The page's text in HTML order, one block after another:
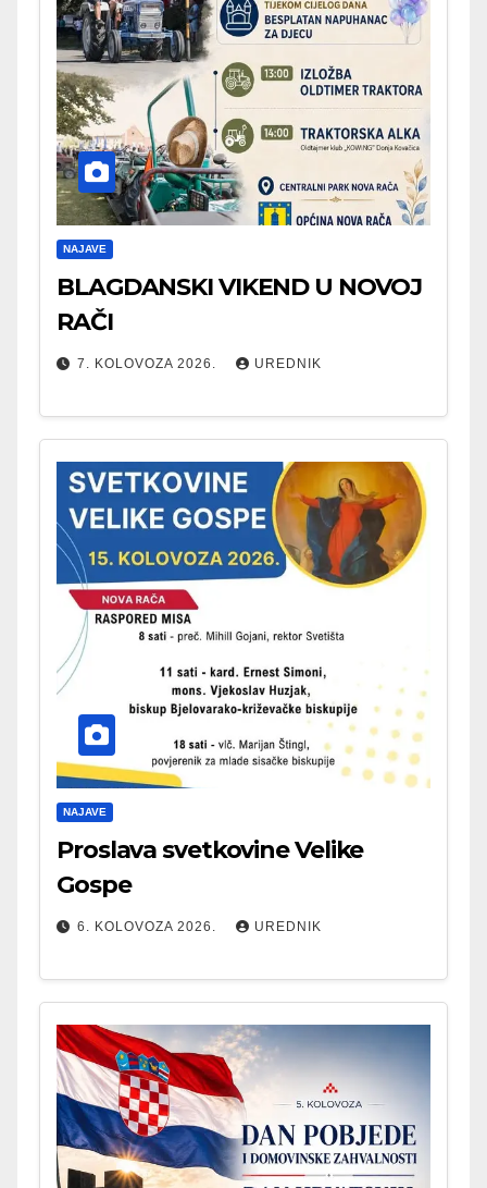
NAJAVE
BLAGDANSKI VIKEND U NOVOJ
RAČI
7. KOLOVOZA 2026. UREDNIK
NAJAVE
Proslava svetkovine Velike
Gospe
6. KOLOVOZA 2026. UREDNIK